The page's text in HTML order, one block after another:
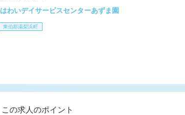
はわいデイサービスセンターあずま園
東伯郡湯梨浜町
この求人のポイント